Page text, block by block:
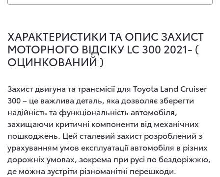
ХАРАКТЕРИСТИКИ ТА ОПИС ЗАХИСТ
МОТОРНОГО ВІДСІКУ LC 300 2021- (
ОЦИНКОВАНИЙ )
Захист двигуна та трансмісії для Toyota Land Cruiser
300 – це важлива деталь, яка дозволяє зберегти
надійність та функціональність автомобіля,
захищаючи критичні компоненти від механічних
пошкоджень. Цей сталевий захист розроблений з
урахуванням умов експлуатації автомобіля в різних
дорожніх умовах, зокрема при русі по бездоріжжю,
де можна зустріти різноманітні перешкоди.